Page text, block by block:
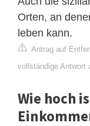
Orten, an
leben kann.
Antrag auf
vollständige Antwort
Wie hoch